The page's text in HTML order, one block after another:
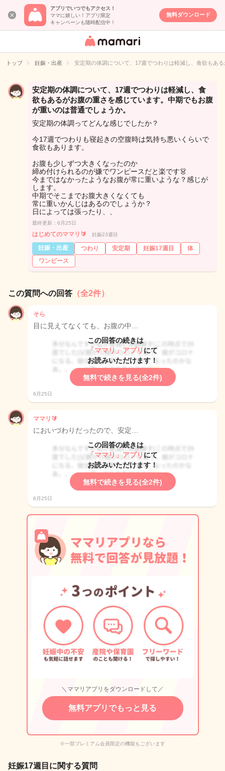
アプリでいつでもアクセス！
ママに嬉しい！アプリ限定
キャンペーンも随時配信中！
無料ダウンロード
女性専用匿名QA
イト
トップ 妊娠・出産 安定期の体調について、17週でつわりは軽減し、食欲もあ
安定期の体調について、17週でつわりは軽減し、食
欲もあるがお腹の重さを感じています。中期でもお腹
が重いのは普通でしょうか。
安定期の体調ってどんな感じでしたか？
今17週でつわりも寝起きの空腹時は気持ち悪いくらいで
食欲もあります。
お腹も少しずつ大きくなったのか
締め付けられるのが嫌でワンピースだと楽です👗
今まではなかったようなお腹が常に重いような？感じが
します。
中期でそこまでお腹大きくなくても
常に重いかんじはあるのでしょうか？
日によっては張ったり、、
最終更新：6月25日
はじめてのママリ🔰 妊娠23週目
妊娠・出産 つわり 安定期 妊娠17週目
体
ワンピース
この質問への回答 （全2件）
そら
目に見えてなくても、お腹の中…
この回答の続きは
「ママリ」アプリ にて
お読みいただけます！
無料で続きを見る(全2件)
6月25日
ママリ🔰
においづわりだったので、安定…
この回答の続きは
「ママリ」アプリ にて
お読みいただけます！
無料で続きを見る(全2件)
6月25日
＼ママリアプリをダウンロードして／
無料アプリでもっと見る
※一部プレミアム会員限定の機能もございます
妊娠17週目に関する質問